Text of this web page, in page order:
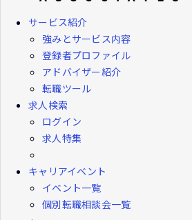
サービス紹介
強みとサービス内容
登録者プロファイル
アドバイザー紹介
転職ツール
求人検索
ログイン
求人特集
キャリアイベント
イベント一覧
個別転職相談会一覧